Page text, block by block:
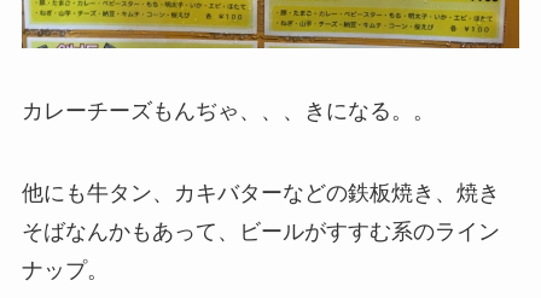
カレーチーズもんぢゃ、、、きになる。。
他にも牛タン、カキバターなどの鉄板焼き、焼き
そばなんかもあって、ビールがすすむ系のライン
ナップ。